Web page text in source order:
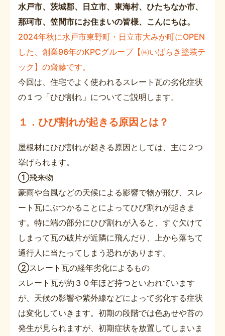
水戸市、茨城郡、日立市、東海村、ひたちなか市、
那珂市、笠間市にお住まいの皆様、こんにちは。
2024年秋に水戸市東野町・日立市大みか町にOPEN
した、創業96年のKPCグループ【㈱いばらき塗装テ
ック】の齋藤です。
今回は、住宅でよく使われるスレート瓦の劣化症状
の１つ「ひび割れ」についてご説明します。
１．ひび割れが起きる原因とは？
屋根材にひび割れが起きる原因としては、主に２つ
挙げられます。
①飛来物
豪雨や台風などの天候による影響で物が飛び、スレ
ート瓦にぶつかることによってひび割れが起きま
す。特に端の部分にひび割れが入ると、すぐ欠けて
しまって瓦の破片が近隣に飛んだり、上から落ちて
通行人に当たってしまう恐れがあります。
②スレート瓦の経年劣化によるもの
スレート瓦が約３０年ほど持つといわれています
が、天候の影響や紫外線などによって劣化する症状
は変化していきます。初期の段階では色あせや苔の
発生が見られますが、初期症状を放置してしまいま